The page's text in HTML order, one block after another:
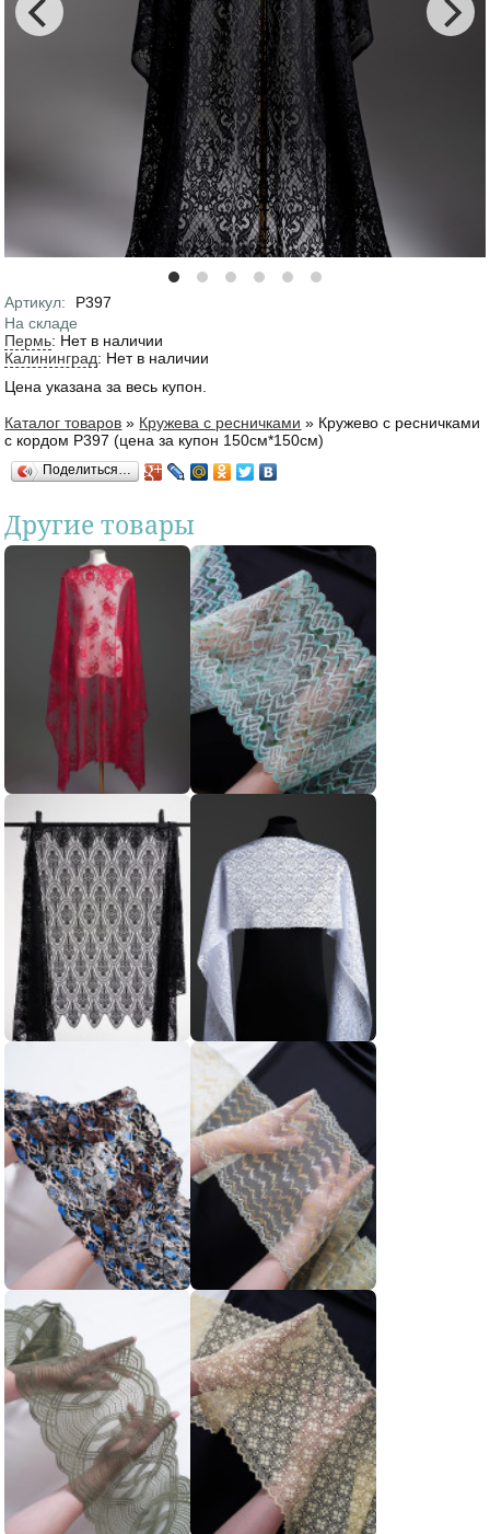
Артикул:
Р397
На складе
Пермь: Нет в наличии
Калининград: Нет в наличии
Цена указана за весь купон.
Вы здесь
Каталог товаров » Кружева с ресничками » Кружево с ресничками
с кордом Р397 (цена за купон 150см*150см)
Поделиться…
Другие товары